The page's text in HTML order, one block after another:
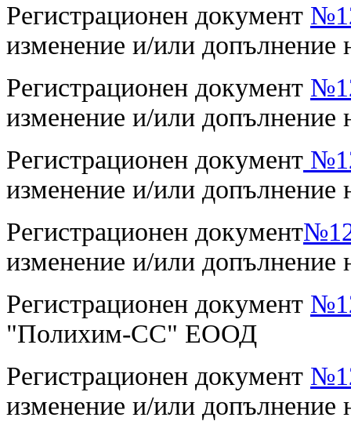
Регистрационен документ
изменение и/или допълнение
Регистрационен документ
изменение и/или допълнение
Регистрационен документ
изменение и/или
Регистрационен документ
изменение и/или
Регистрационен документ
"Полихим-СС" ЕООД
Регистрационен документ
изменение и/или